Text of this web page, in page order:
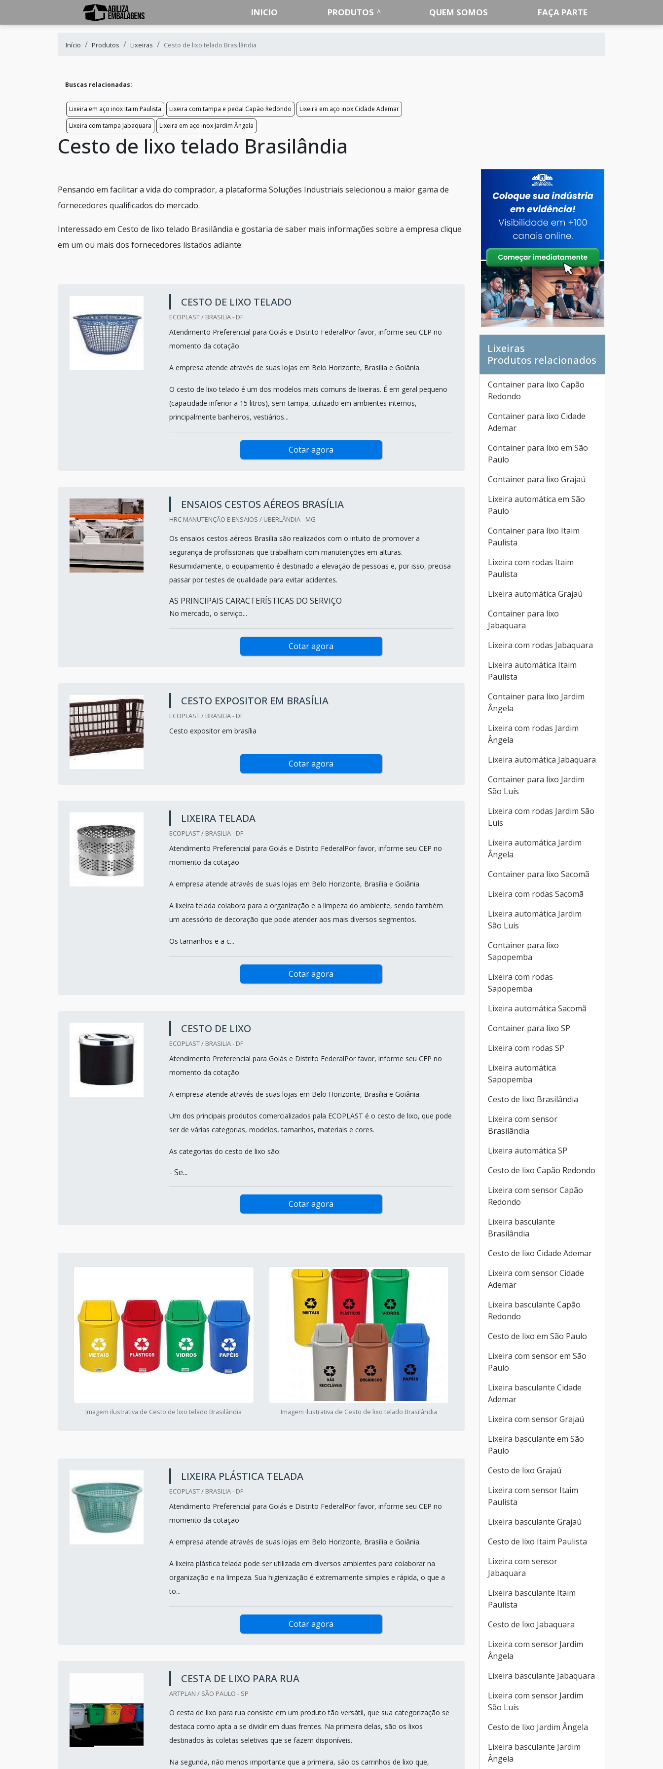
INICIO PRODUTOS QUEM SOMOS FAÇA PARTE
Início Produtos Lixeiras Cesto de lixo telado Brasilândia
Buscas relacionadas:
Lixeira em aço inox Itaim Paulista Lixeira com tampa e pedal Capão Redondo
Lixeira em aço inox Cidade Ademar
Lixeira com tampa Jabaquara
Lixeira em aço inox Jardim Ângela
Cesto de lixo telado Brasilândia
Pensando em facilitar a vida do comprador, a plataforma Soluções Industriais selecionou a maior gama de
fornecedores qualificados do mercado.
Interessado em Cesto de lixo telado Brasilândia e gostaria de saber mais informações sobre a empresa clique
em um ou mais dos fornecedores listados adiante:
CESTO DE LIXO TELADO
ECOPLAST / BRASILIA - DF
Atendimento Preferencial para Goiás e Distrito FederalPor favor, informe seu CEP no
momento da cotação
A empresa atende através de suas lojas em Belo Horizonte, Brasília e Goiânia.
O cesto de lixo telado é um dos modelos mais comuns de lixeiras. É em geral pequeno
(capacidade inferior a 15 litros), sem tampa, utilizado em ambientes internos,
principalmente banheiros, vestiários...
Cotar agora
ENSAIOS CESTOS AÉREOS BRASÍLIA
HRC MANUTENÇÃO E ENSAIOS / UBERLÂNDIA - MG
Os ensaios cestos aéreos Brasília são realizados com o intuito de promover a
segurança de profissionais que trabalham com manutenções em alturas.
Resumidamente, o equipamento é destinado a elevação de pessoas e, por isso, precisa
passar por testes de qualidade para evitar acidentes.
AS PRINCIPAIS CARACTERÍSTICAS DO SERVIÇO
No mercado, o serviço...
Cotar agora
CESTO EXPOSITOR EM BRASÍLIA
ECOPLAST / BRASILIA - DF
Cesto expositor em brasília
Cotar agora
LIXEIRA TELADA
ECOPLAST / BRASILIA - DF
Atendimento Preferencial para Goiás e Distrito FederalPor favor, informe seu CEP no
momento da cotação
A empresa atende através de suas lojas em Belo Horizonte, Brasília e Goiânia.
A lixeira telada colabora para a organização e a limpeza do ambiente, sendo também
um acessório de decoração que pode atender aos mais diversos segmentos.
Os tamanhos e a c...
Cotar agora
CESTO DE LIXO
ECOPLAST / BRASILIA - DF
Atendimento Preferencial para Goiás e Distrito FederalPor favor, informe seu CEP no
momento da cotação
A empresa atende através de suas lojas em Belo Horizonte, Brasília e Goiânia.
Um dos principais produtos comercializados pala ECOPLAST é o cesto de lixo, que pode
ser de várias categorias, modelos, tamanhos, materiais e cores.
As categorias do cesto de lixo são:
- Se...
Cotar agora
Imagem ilustrativa de Cesto de lixo telado Brasilândia Imagem ilustrativa de Cesto de lixo telado Brasilândia
LIXEIRA PLÁSTICA TELADA
ECOPLAST / BRASILIA - DF
Atendimento Preferencial para Goiás e Distrito FederalPor favor, informe seu CEP no
momento da cotação
A empresa atende através de suas lojas em Belo Horizonte, Brasília e Goiânia.
A lixeira plástica telada pode ser utilizada em diversos ambientes para colaborar na
organização e na limpeza. Sua higienização é extremamente simples e rápida, o que a
to...
Cotar agora
CESTA DE LIXO PARA RUA
ARTPLAN / SÃO PAULO - SP
O cesta de lixo para rua consiste em um produto tão versátil, que sua categorização se
destaca como apta a se dividir em duas frentes. Na primeira delas, são os lixos
destinados às coletas seletivas que se fazem disponíveis.
Na segunda, não menos importante que a primeira, são os carrinhos de lixo que,
Lixeiras
Produtos relacionados
Container para lixo Capão
Redondo
Container para lixo Cidade
Ademar
Container para lixo em São
Paulo
Container para lixo Grajaú
Lixeira automática em São
Paulo
Container para lixo Itaim
Paulista
Lixeira com rodas Itaim
Paulista
Lixeira automática Grajaú
Container para lixo
Jabaquara
Lixeira com rodas Jabaquara
Lixeira automática Itaim
Paulista
Container para lixo Jardim
Ângela
Lixeira com rodas Jardim
Ângela
Lixeira automática Jabaquara
Container para lixo Jardim
São Luís
Lixeira com rodas Jardim São
Luís
Lixeira automática Jardim
Ângela
Container para lixo Sacomã
Lixeira com rodas Sacomã
Lixeira automática Jardim
São Luís
Container para lixo
Sapopemba
Lixeira com rodas
Sapopemba
Lixeira automática Sacomã
Container para lixo SP
Lixeira com rodas SP
Lixeira automática
Sapopemba
Cesto de lixo Brasilândia
Lixeira com sensor
Brasilândia
Lixeira automática SP
Cesto de lixo Capão Redondo
Lixeira com sensor Capão
Redondo
Lixeira basculante
Brasilândia
Cesto de lixo Cidade Ademar
Lixeira com sensor Cidade
Ademar
Lixeira basculante Capão
Redondo
Cesto de lixo em São Paulo
Lixeira com sensor em São
Paulo
Lixeira basculante Cidade
Ademar
Lixeira com sensor Grajaú
Lixeira basculante em São
Paulo
Cesto de lixo Grajaú
Lixeira com sensor Itaim
Paulista
Lixeira basculante Grajaú
Cesto de lixo Itaim Paulista
Lixeira com sensor
Jabaquara
Lixeira basculante Itaim
Paulista
Cesto de lixo Jabaquara
Lixeira com sensor Jardim
Ângela
Lixeira basculante Jabaquara
Lixeira com sensor Jardim
São Luís
Cesto de lixo Jardim Ângela
Lixeira basculante Jardim
Ângela